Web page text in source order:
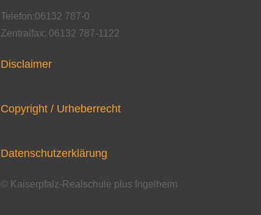
Telefon:06132 787-0
Zentralfax: 06132 787-1122
Disclaimer
Copyright / Urheberrecht
Datenschutzerklärung
© Kaiserpfalz-Realschule plus Ingelheim